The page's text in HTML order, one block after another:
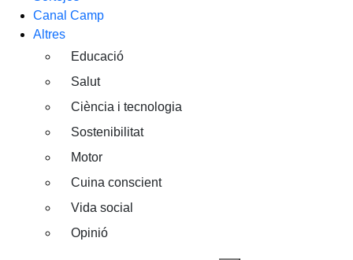
Canal Camp
Altres
Educació
Salut
Ciència i tecnologia
Sostenibilitat
Motor
Cuina conscient
Vida social
Opinió